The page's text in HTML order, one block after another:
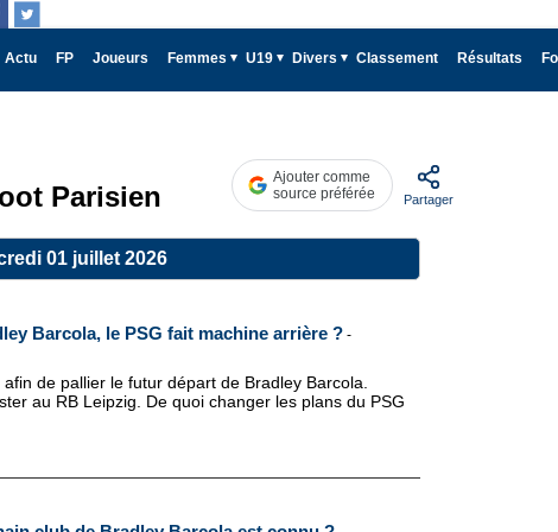
Actu FP Joueurs Femmes U19 Divers Classement Résultats
Parisien
Ajouter comme
source préférée
Partager
01 juillet 2026
Barcola, le PSG fait machine arrière ? -
de pallier le futur départ de Bradley Barcola.
au RB Leipzig. De quoi changer les plans du PSG